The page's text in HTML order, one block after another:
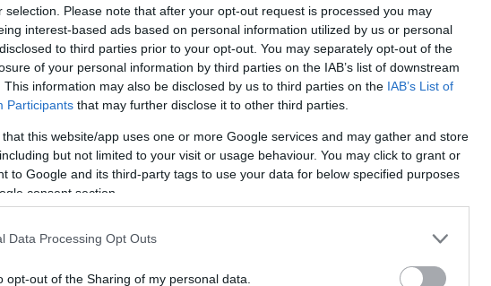
selection. Please note that after your opt-out request is processed you may
interest-based ads based on personal information utilized by us or personal
to third parties prior to your opt-out. You may separately opt-out of the
of your personal information by third parties on the IAB’s list of downstream
This information may also be disclosed by us to third parties on the IAB’s List of
Participants that may further disclose it to other third parties.
that this website/app uses one or more Google services and may gather and store
but not limited to your visit or usage behaviour. You may click to grant or
to Google and its third-party tags to use your data for below specified purposes
consent section.
Data Processing Opt Outs
opt-out of the Sharing of my personal data.